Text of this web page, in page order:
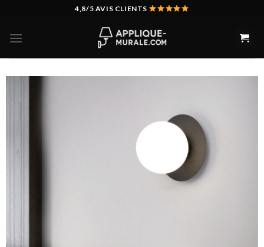
content
4,8/5 AVIS CLIENTS